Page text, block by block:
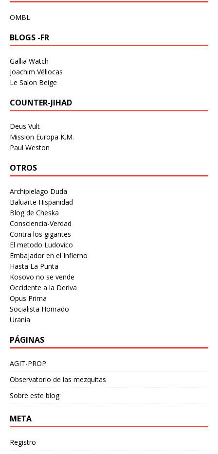
OMBL
BLOGS -FR
Gallia Watch
Joachim Véliocas
Le Salon Beige
COUNTER-JIHAD
Deus Vult
Mission Europa K.M.
Paul Weston
OTROS
Archipielago Duda
Baluarte Hispanidad
Blog de Cheska
Consciencia-Verdad
Contra los gigantes
El metodo Ludovico
Embajador en el Infierno
Hasta La Punta
Kosovo no se vende
Occidente a la Deriva
Opus Prima
Socialista Honrado
Urania
PÁGINAS
AGIT-PROP
Observatorio de las mezquitas
Sobre este blog
META
Registro